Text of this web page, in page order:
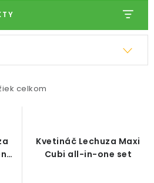
celkom
Kvetináč Lechuza Maxi
Cubi all-in-one set